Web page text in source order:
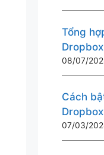
Tổng
08/07/
Cách
Dropbox
07/03/